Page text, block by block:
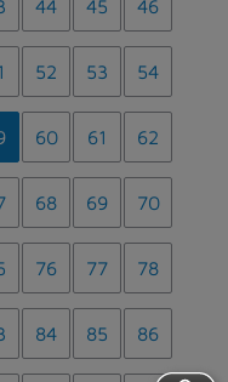
44 45 46
52 53 54
60 61 62
68 69 70
76 77 78
84 85 86